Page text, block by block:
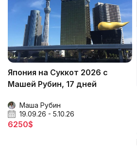
Япония на Суккот 2026 с
Машей Рубин, 17 дней
Маша Рубин
19.09.26 - 5.10.26
6250$